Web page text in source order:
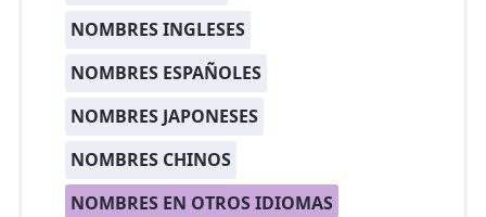
NOMBRES INGLESES
NOMBRES ESPAÑOLES
NOMBRES JAPONESES
NOMBRES CHINOS
NOMBRES EN OTROS IDIOMAS